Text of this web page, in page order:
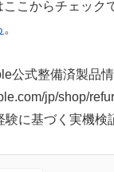
こからチェック
。
公式整備済製品
jp/shop/
に基づく実機検